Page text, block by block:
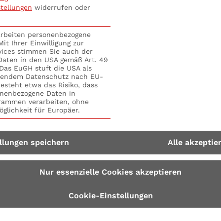
: Compliance-Pflichten sicher erfüllen. Mit den
weist aktuell darauf hin, dass Sanktionen der
Einrichtungen angesichts der Lage in der Ukraine
Unversehrtheit, Souveränität und Unabhängigkeit
der Krim und Sewastopols durch Annexion
Lage in der Ukraine destabilisieren (Verordnung (EU) Nr.
der Regierung kontrollierten Gebiete der
(Verordnung (EU) 2022/263),
werden. Mit 13 Monitoring-Pflichten zu Embargos
Compliance-Pflichten in der Praxis. Du erlernst
und Sanktionen
von Länderrisiken
und Sanktionen online buchen. Bequem und
widerrufen oder
personenbezogene
Ihrer Einwilligung zur
stimmen Sie auch der
in den USA gemäß Art. 49
EuGH stuft die USA als
Datenschutz nach EU-
etwa das Risiko, dass
Daten in
verarbeiten, ohne
für Europäer.
speichern Alle
Nur essenzielle Cookies akzeptieren
Cookie-Einstellungen